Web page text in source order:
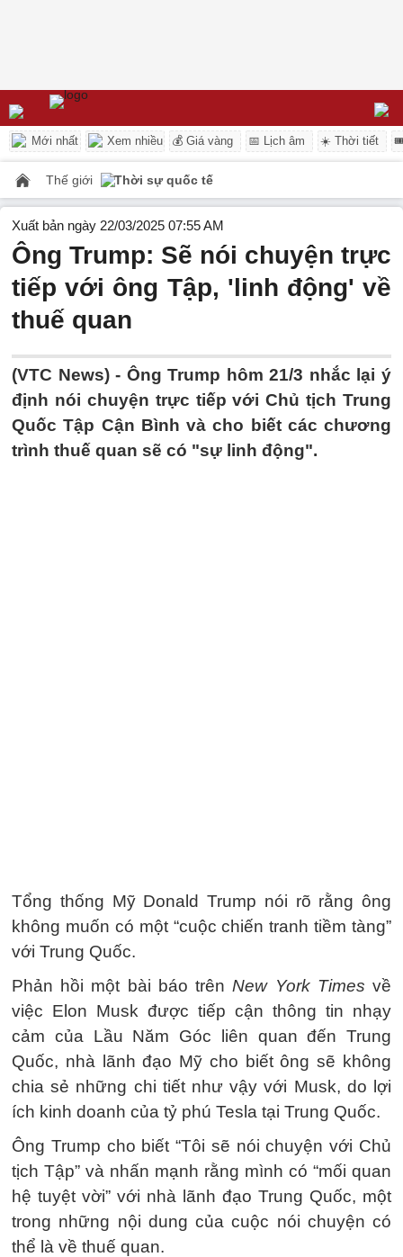
Mới nhất Xem nhiều 💰 Giá vàng 📅 Lịch âm ☀️ Thời tiết
Thế giới Thời sự quốc tế
Xuất bản ngày 22/03/2025 07:55 AM
Ông Trump: Sẽ nói chuyện trực
tiếp với ông Tập, 'linh động' về
thuế quan
(VTC News) - Ông Trump hôm 21/3 nhắc lại ý
định nói chuyện trực tiếp với Chủ tịch Trung
Quốc Tập Cận Bình và cho biết các chương
trình thuế quan sẽ có "sự linh động".
Tổng thống Mỹ Donald Trump nói rõ rằng ông
không muốn có một “cuộc chiến tranh tiềm tàng”
với Trung Quốc.
Phản hồi một bài báo trênNew York Times về
việc Elon Musk được tiếp cận thông tin nhạy
cảm của Lầu Năm Góc liên quan đến Trung
Quốc, nhà lãnh đạo Mỹ cho biết ông sẽ không
chia sẻ những chi tiết như vậy với Musk, do lợi
ích kinh doanh của tỷ phú Tesla tại Trung Quốc.
Ông Trump cho biết “Tôi sẽ nói chuyện với Chủ
tịch Tập” và nhấn mạnh rằng mình có “mối quan
hệ tuyệt vời” với nhà lãnh đạo Trung Quốc, một
trong những nội dung của cuộc nói chuyện có
thể là về thuế quan.